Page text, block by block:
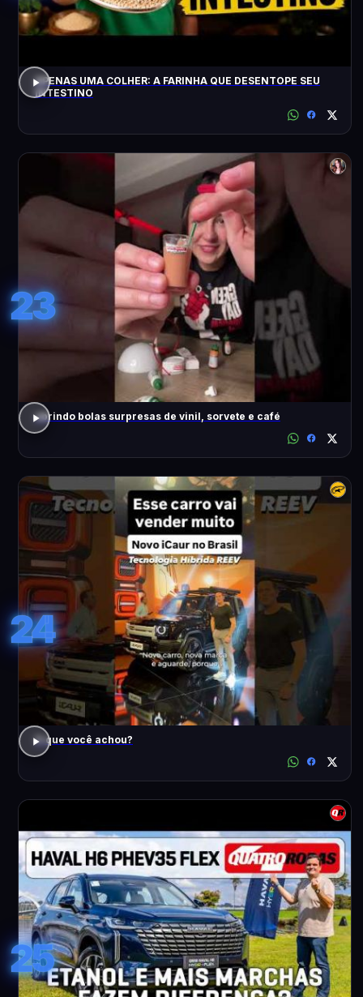
APENAS UMA COLHER: A FARINHA QUE DESENTOPE SEU
INTESTINO
23
abrindo bolas surpresas de vinil, sorvete e café
24
O que você achou?
25